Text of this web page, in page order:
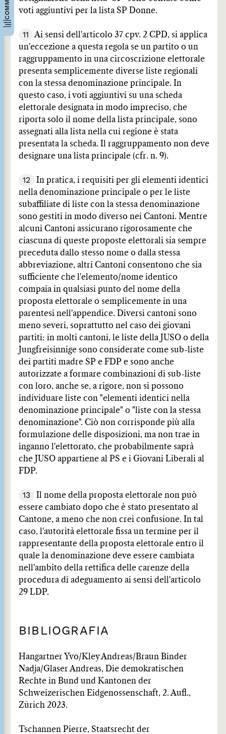
voti aggiuntivi per la lista SP Donne.
11
Ai sensi dell'articolo 37 cpv. 2 CPD, si applica
un'eccezione a questa regola se un partito o un
raggruppamento in una circoscrizione elettorale
presenta semplicemente diverse liste regionali
con la stessa denominazione principale. In
questo caso, i voti aggiuntivi su una scheda
elettorale designata in modo impreciso, che
riporta solo il nome della lista principale, sono
assegnati alla lista nella cui regione è stata
presentata la scheda. Il raggruppamento non deve
designare una lista principale (cfr. n. 9).
12
In pratica, i requisiti per gli elementi identici
nella denominazione principale o per le liste
subaffiliate di liste con la stessa denominazione
sono gestiti in modo diverso nei Cantoni. Mentre
alcuni Cantoni assicurano rigorosamente che
ciascuna di queste proposte elettorali sia sempre
preceduta dallo stesso nome o dalla stessa
abbreviazione, altri Cantoni consentono che sia
sufficiente che l'elemento/nome identico
compaia in qualsiasi punto del nome della
proposta elettorale o semplicemente in una
parentesi nell'appendice. Diversi cantoni sono
meno severi, soprattutto nel caso dei giovani
partiti: in molti cantoni, le liste della JUSO o della
Jungfreisinnige sono considerate come sub-liste
dei partiti madre SP e FDP e sono anche
autorizzate a formare combinazioni di sub-liste
con loro, anche se, a rigore, non si possono
individuare liste con "elementi identici nella
denominazione principale" o "liste con la stessa
denominazione". Ciò non corrisponde più alla
formulazione delle disposizioni, ma non trae in
inganno l'elettorato, che probabilmente saprà
che JUSO appartiene al PS e i Giovani Liberali al
FDP.
13
Il nome della proposta elettorale non può
essere cambiato dopo che è stato presentato al
Cantone, a meno che non crei confusione. In tal
caso, l'autorità elettorale fissa un termine per il
rappresentante della proposta elettorale entro il
quale la denominazione deve essere cambiata
nell'ambito della rettifica delle carenze della
procedura di adeguamento ai sensi dell'articolo
29 LDP.
BIBLIOGRAFIA
Hangartner Yvo/Kley Andreas/Braun Binder
Nadja/Glaser Andreas, Die demokratischen
Rechte in Bund und Kantonen der
Schweizerischen Eidgenossenschaft, 2. Aufl.,
Zürich 2023.
Tschannen Pierre, Staatsrecht der